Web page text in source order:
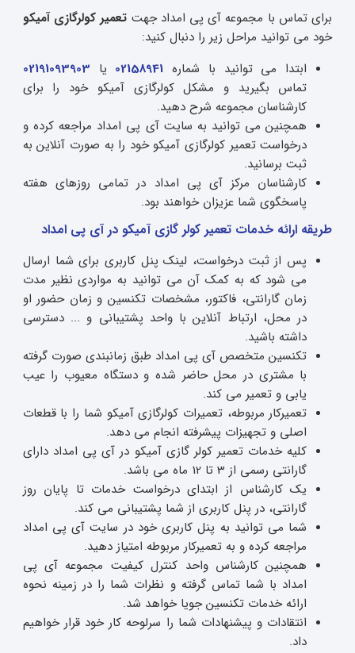
برای تماس با مجموعه آی پی امداد جهت تعمیر کولرگازی آمیکو
خود می توانید مراحل زیر را دنبال کنید:
ابتدا می توانید با شماره 02158941 یا 02191093903
تماس بگیرید و مشکل کولرگازی آمیکو خود را برای
کارشناسان مجموعه شرح دهید.
همچنین می توانید به سایت آی پی امداد مراجعه کرده و
درخواست تعمیر کولرگازی آمیکو خود را به صورت آنلاین به
ثبت برسانید.
کارشناسان مرکز آی پی امداد در تمامی روزهای هفته
پاسخگوی شما عزیزان خواهند بود.
طریقه ارائه خدمات تعمیر کولر گازی آمیکو در آی پی امداد
پس از ثبت درخواست، لینک پنل کاربری برای شما ارسال
می شود که به کمک آن می توانید به مواردی نظیر مدت
زمان گارانتی، فاکتور، مشخصات تکنسین و زمان حضور او
در محل، ارتباط آنلاین با واحد پشتیبانی و ... دسترسی
داشته باشید.
تکنسین متخصص آی پی امداد طبق زمانبندی صورت گرفته
با مشتری در محل حاضر شده و دستگاه معیوب را عیب
یابی و تعمیر می کند.
تعمیرکار مربوطه، تعمیرات کولرگازی آمیکو شما را با قطعات
اصلی و تجهیزات پیشرفته انجام می دهد.
کلیه خدمات تعمیر کولر گازی آمیکو در آی پی امداد دارای
گارانتی رسمی از 3 تا 12 ماه می باشد.
یک کارشناس از ابتدای درخواست خدمات تا پایان روز
گارانتی، در پنل کاربری از شما پشتیبانی می کند.
شما می توانید به پنل کاربری خود در سایت آی پی امداد
مراجعه کرده و به تعمیرکار مربوطه امتیاز دهید.
همچنین کارشناس واحد کنترل کیفیت مجموعه آی پی
امداد با شما تماس گرفته و نظرات شما را در زمینه نحوه
ارائه خدمات تکنسین جویا خواهد شد.
انتقادات و پیشنهادات شما را سرلوحه کار خود قرار خواهیم
داد.